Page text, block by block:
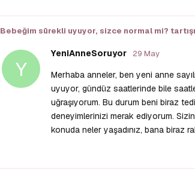
Bebeğim sürekli uyuyor, sizce normal mi?
Y
YeniAnneSoruyor 29 May
Merhaba anneler, ben yeni anne
uyuyor, gündüz saatlerinde bile
uğraşıyorum. Bu durum beni biraz
deneyimlerinizi merak ediyorum.
konuda neler yaşadınız, bana biraz